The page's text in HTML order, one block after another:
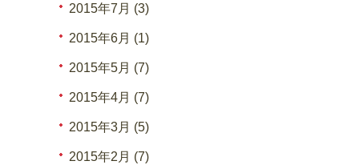
2015年7月 (3)
2015年6月 (1)
2015年5月 (7)
2015年4月 (7)
2015年3月 (5)
2015年2月 (7)